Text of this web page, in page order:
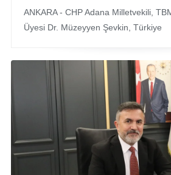
ANKARA - CHP Adana Milletvekili,
Üyesi Dr. Müzeyyen Şevkin, Türkiye